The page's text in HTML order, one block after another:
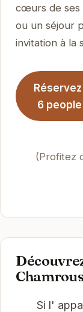
cœurs de ses
ou un séjour
invitation à la
6
(Profitez
Si l'